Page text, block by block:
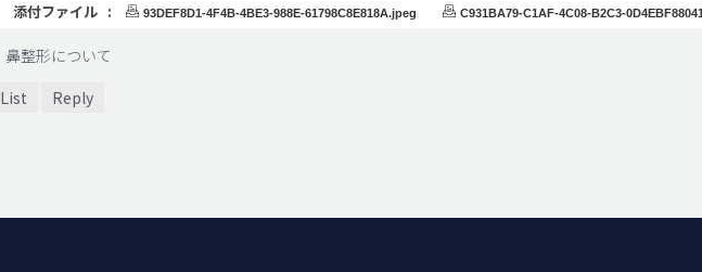
添付ファイル : 93DEF8D1-4F4B-4BE3-988E-61798C8E818A.jpeg C931BA79-C1AF-4C08-B2C3-
鼻整形について
List
Reply